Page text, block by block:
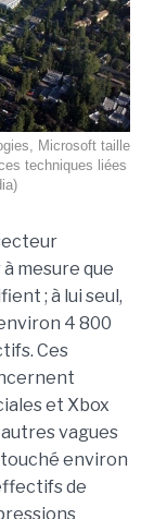
Microsoft taille
techniques liées
mesure que
; à lui seul,
4 800
Ces
et Xbox
vagues
environ
de